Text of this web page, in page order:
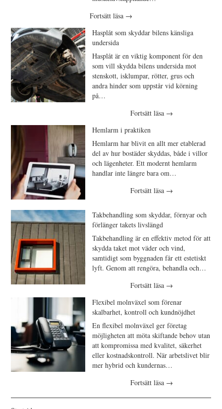
Fortsätt läsa →
Hasplåt som skyddar bilens känsliga
undersida
Hasplåt är en viktig komponent för den
som vill skydda bilens undersida mot
stenskott, isklumpar, rötter, grus och
andra hinder som uppstår vid körning
på…
Fortsätt läsa →
Hemlarm i praktiken
Hemlarm har blivit en allt mer etablerad
del av hur bostäder skyddas, både i villor
och lägenheter. Ett modernt hemlarm
handlar inte längre bara om…
Fortsätt läsa →
Takbehandling som skyddar, förnyar och
förlänger takets livslängd
Takbehandling är en effektiv metod för att
skydda taket mot väder och vind,
samtidigt som byggnaden får ett estetiskt
lyft. Genom att rengöra, behandla och…
Fortsätt läsa →
Flexibel molnväxel som förenar
skalbarhet, kontroll och kundnöjdhet
En flexibel molnväxel ger företag
möjligheten att möta skiftande behov utan
att kompromissa med kvalitet, säkerhet
eller kostnadskontroll. När arbetslivet blir
mer hybrid och kundernas…
Fortsätt läsa →